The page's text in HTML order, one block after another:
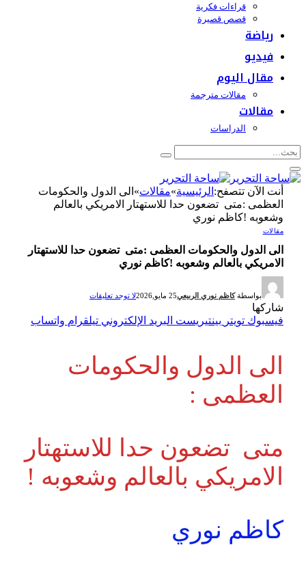
قراءات فكرية
قصص قصيرة
رياضة
فيديو
مقال اليوم
مقالات مترجمة
مقالات
الدراسات
أنت الآن تتصفح:الرئيسية»مقالات»الى الدول والحكومات
العظمى :متى تضعون حدا للاستهتار الامريكي بالعالم
وشعوبه !كاظم نوري
مقالات
الى الدول والحكومات العظمى :متى تضعون حدا للاستهتار
الامريكي بالعالم وشعوبه !كاظم نوري
بواسطة كاظم نوري الربيعي25 مايو,2026 لا توجد تعليقات
شاركها
فيسبوك تويتر بينتيريست البريد الإلكتروني تيلقرام واتساب
الى الدول والحكومات
العظمى :
متى تضعون حدا للاستهتار
الامريكي بالعالم وشعوبه !
كاظم نوري